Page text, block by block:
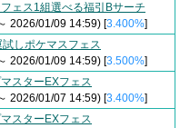
ェス1組選べる福引Bサーチ
2026/01/09 14:59) [3.400%]
しポケマスフェス
2026/01/09 14:59) [3.500%]
スターEXフェス
2026/01/07 14:59) [3.400%]
スターEXフェス